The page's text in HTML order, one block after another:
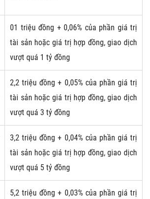
01 triệu đồng + 0,06% của phần giá trị
tài sản hoặc giá trị hợp đồng, giao dịch
vượt quá 1 tỷ đồng
2,2 triệu đồng + 0,05% của phần giá trị
tài sản hoặc giá trị hợp đồng, giao dịch
vượt quá 3 tỷ đồng
3,2 triệu đồng + 0,04% của phần giá trị
tài sản hoặc giá trị hợp đồng, giao dịch
vượt quá 5 tỷ đồng
5,2 triệu đồng + 0,03% của phần giá trị